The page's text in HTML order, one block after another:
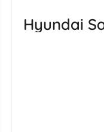
Hyundai